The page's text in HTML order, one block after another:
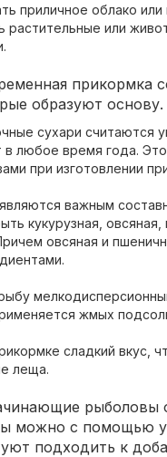
приличное облако
растительные или
прикормка
образуют основу.
сухари считаются
любое время года.
при изготовлении
важным
кукурузная, овсяная,
овсяная и
жмых
сладкий вкус,
леща.
рыболовы
можно с помощью
подходить к